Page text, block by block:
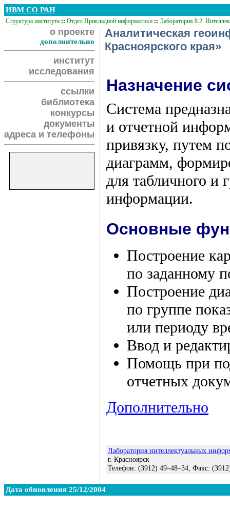
ИВМ СО РАН
Структура института :: Отдел Прикладной информатики :: Лаборатория 8.2.
о проекте
дополнительно
институт
исследования
ссылки
библиотека
конкурсы
документы
адреса и телефоны
Аналитическая
Красноярского края»
Назначение
Система
и отчетной
привязку, путем
диаграмм,
для табличного и
информации.
Основные
Построение
по заданному
Построение
по группе
или периоду
Ввод и
Помощь при
отчетных
Дополнительно
Лаборатория интеллектуальных
г. Красноярск
Телефон: (3912) 49–48–34 , Факс:
Дата обновления 25/12/2004